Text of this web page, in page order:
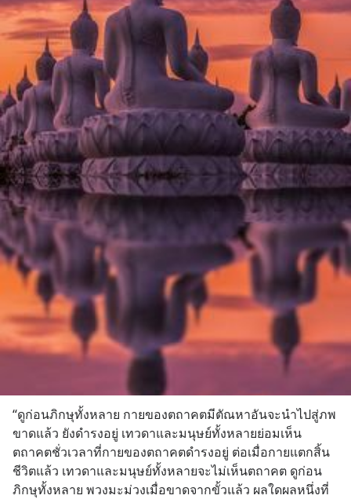
“ดูก่อนภิกษุทั้งหลาย กายของตถาคตมีตัณหาอันจะนำไปสู่ภพ
ขาดแล้ว ยังดำรงอยู่ เทวดาและมนุษย์ทั้งหลายย่อมเห็น
ตถาคตชั่วเวลาที่กายของตถาคตดำรงอยู่ ต่อเมื่อกายแตกสิ้น
ชีวิตแล้ว เทวดาและมนุษย์ทั้งหลายจะไม่เห็นตถาคต ดูก่อน
ภิกษุทั้งหลาย พวงมะม่วงเมื่อขาดจากขั้วแล้ว ผลใดผลหนึ่งที่